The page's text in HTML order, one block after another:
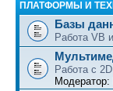
ПЛАТФОРМЫ И
Базы
Работа VB
Работа с
Модератор: